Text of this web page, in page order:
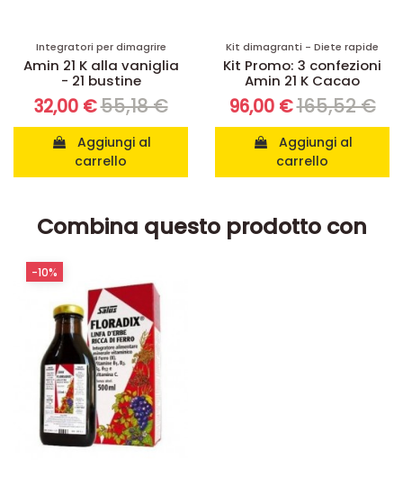
Integratori per dimagrire
Amin 21 K alla vaniglia
- 21 bustine
32,00 €55,18 €
carrello
Kit dimagranti - Diete rapide
Kit Promo: 3 confezioni
Amin 21 K Cacao
96,00 €165,52 €
carrello
Combina questo prodotto con
-10%